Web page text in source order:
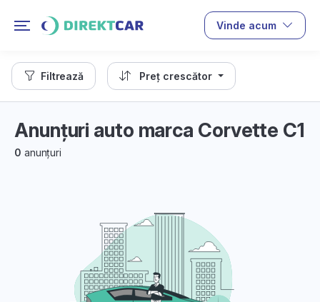
Vinde acum
Filtrează Preț crescător
Anunțuri auto marca Corvette C1
0 anunțuri